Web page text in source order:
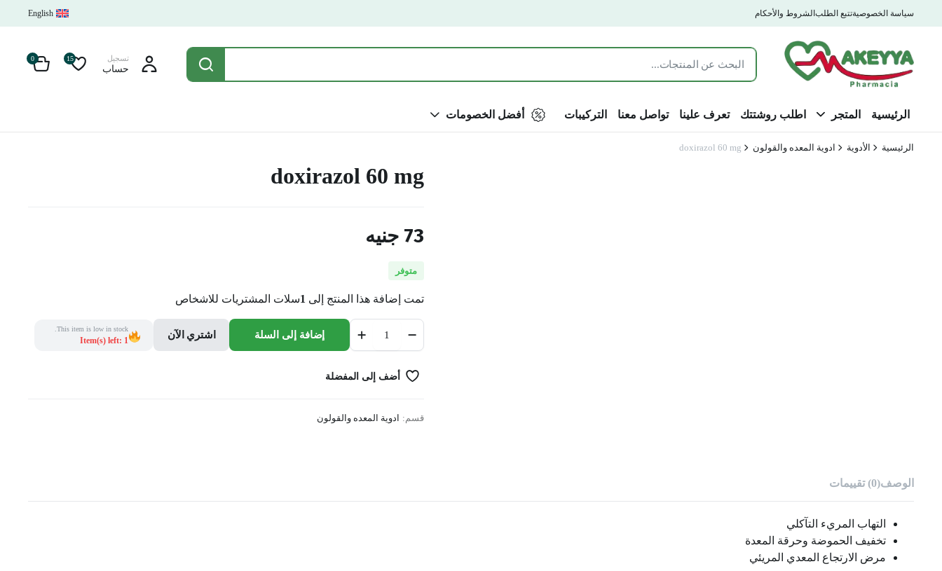
سياسة الخصوصيةتتبع الطلب الشروط والأحكام English
تسجيل
حساب
15
0
الرئيسية المتجر اطلب روشتتك تعرف علينا تواصل معنا التركيبات أفضل الخصومات
الرئيسية الأدوية ادوية المعده والقولون doxirazol 60 mg
doxirazol 60 mg
73 جنيه
متوفر
تمت إضافة هذا المنتج إلى 1سلات المشتريات للاشخاص
mg
إضافة إلى السلة اشتري الآن
This item is low in stock.
Item(s) left: 1
أضف إلى المفضلة
قسم: ادوية المعده والقولون
الوصف(0) تقييمات
التهاب المريء التآكلي
تخفيف الحموضة وحرقة المعدة
مرض الارتجاع المعدي المريئي